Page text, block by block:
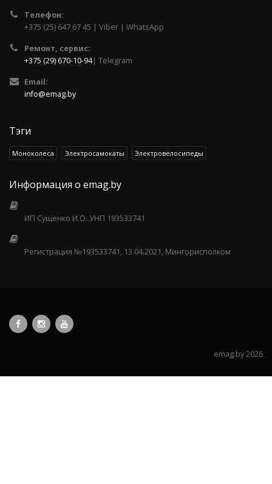
Телефон:
+375 (25) 647 67 45 | Viber | WhatsApp
Ремонт, сервис:
+375 (29) 670-10-94| Telegram
Email:
info@emag.by
Тэги
Моноколеса Электросамокаты Электровелосипеды
Информация о emag.by
ИП Сущенко И.О. УНП 193533741
Регистрация №193533741, 13.04.2021, Мингорисполком
emag.by 2026